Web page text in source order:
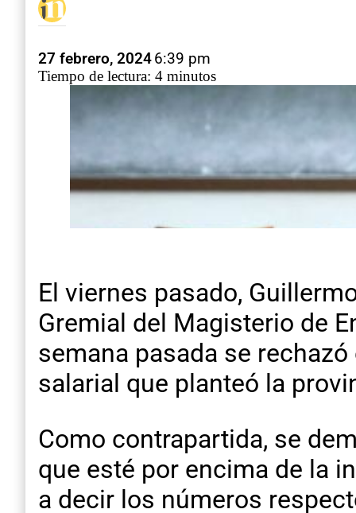
27 febrero, 20246:39 pm
Tiempo de lectura: 4 minutos
El viernes pasado,
Gremial del Magisterio de
semana pasada se
salarial que planteó la
Como contrapartida, se
que esté por encima de la
a decir los números